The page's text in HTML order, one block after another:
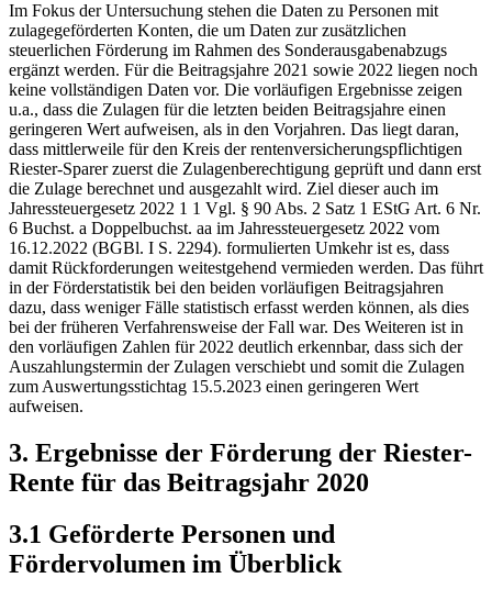
Im Fokus der Untersuchung stehen die Daten zu Personen mit
zulagegeförderten Konten, die um Daten zur zusätzlichen
steuerlichen Förderung im Rahmen des Sonderausgabenabzugs
ergänzt werden. Für die Beitragsjahre 2021 sowie 2022 liegen noch
keine vollständigen Daten vor. Die vorläufigen Ergebnisse zeigen
u.a., dass die Zulagen für die letzten beiden Beitragsjahre einen
geringeren Wert aufweisen, als in den Vorjahren. Das liegt daran,
dass mittlerweile für den Kreis der rentenversicherungspflichtigen
Riester-Sparer zuerst die Zulagenberechtigung geprüft und dann erst
die Zulage berechnet und ausgezahlt wird. Ziel dieser auch im
Jahressteuergesetz 2022 1 1 Vgl. § 90 Abs. 2 Satz 1 EStG Art. 6 Nr.
6 Buchst. a Doppelbuchst. aa im Jahressteuergesetz 2022 vom
16.12.2022 (BGBl. I S. 2294). formulierten Umkehr ist es, dass
damit Rückforderungen weitestgehend vermieden werden. Das führt
in der Förderstatistik bei den beiden vorläufigen Beitragsjahren
dazu, dass weniger Fälle statistisch erfasst werden können, als dies
bei der früheren Verfahrensweise der Fall war. Des Weiteren ist in
den vorläufigen Zahlen für 2022 deutlich erkennbar, dass sich der
Auszahlungstermin der Zulagen verschiebt und somit die Zulagen
zum Auswertungsstichtag 15.5.2023 einen geringeren Wert
aufweisen.
3. Ergebnisse der Förderung der Riester-
Rente für das Beitragsjahr 2020
3.1 Geförderte Personen und
Fördervolumen im Überblick